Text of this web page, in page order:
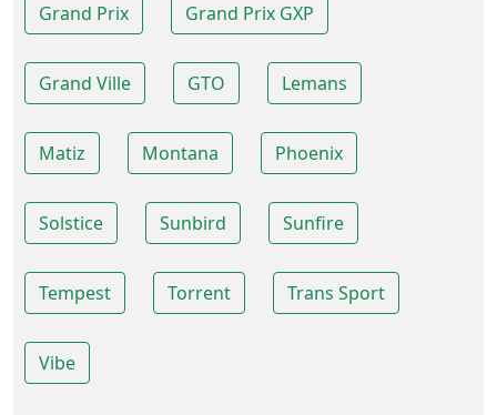
Grand Prix Grand Prix GXP
Grand Ville GTO Lemans
Matiz Montana Phoenix
Solstice Sunbird Sunfire
Tempest Torrent Trans Sport
Vibe